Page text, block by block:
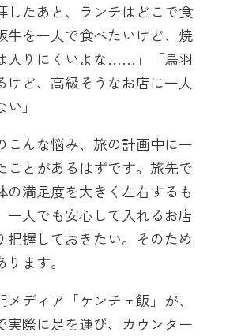
したあと、ランチはどこで食
牛を一人で食べたいけど、焼
入りにくいよな……」「鳥羽
けど、高級そうなお店に一人
」
こんな悩み、旅の計画中に一
ことがあるはずです。旅先で
の満足度を大きく左右するも
一人でも安心して入れるお店
把握しておきたい。そのため
ます。
ディア「ケンチェ飯」が、
実際に足を運び、カウンター